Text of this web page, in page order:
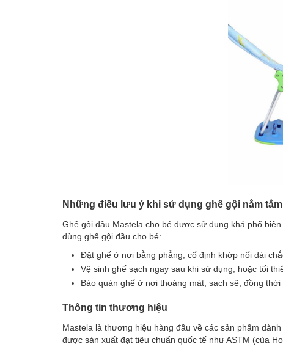
Những điều lưu ý khi sử dụng ghế gội nằm
Ghế gội đầu Mastela cho bé được sử dụng khá phổ
dùng ghế gội đầu cho bé:
Đặt ghế ở nơi bằng phẳng, cố định khớp nối dài
Vệ sinh ghế sạch ngay sau khi sử dụng, hoặc tối
Bảo quản ghế ở nơi thoáng mát, sạch sẽ, đồng
Thông tin thương hiệu
Mastela là thương hiệu hàng đầu về các sản phẩm
được sản xuất đạt tiêu chuẩn quốc tế như ASTM (của